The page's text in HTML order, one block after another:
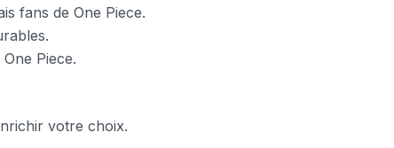
fans de One Piece.
Piece.
votre choix.